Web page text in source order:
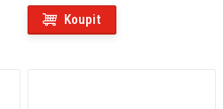
Koupit